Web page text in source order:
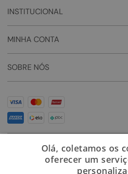
INSTITUCIONAL
MINHA CONTA
SOBRE NÓS
Olá, coletamos os
oferecer um